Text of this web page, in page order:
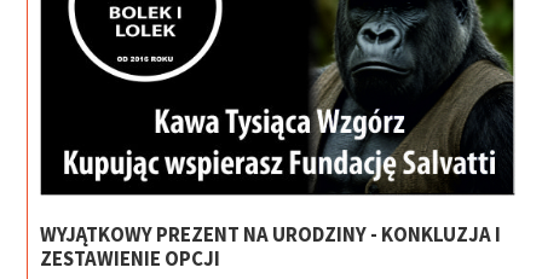
WYJĄTKOWY PREZENT NA URODZINY - KONKLUZJA I
ZESTAWIENIE OPCJI